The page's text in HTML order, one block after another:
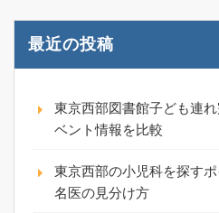
最近の投稿
東京西部図書館子ども連
ベント情報を比較
東京西部の小児科を探す
名医の見分け方